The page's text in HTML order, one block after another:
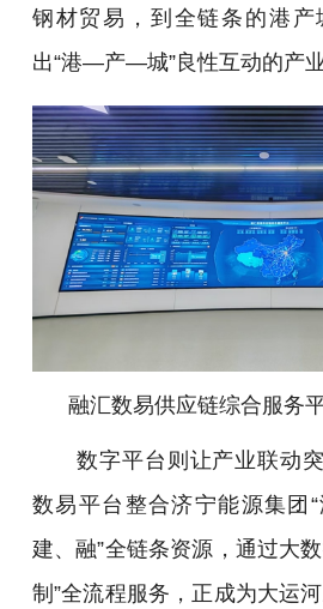
钢材贸易，到全链条的港
出“港—产—城”良性互动的产业
融汇数易供应链综合服务
数字平台则让产业联动突
数易平台整合济宁能源集团“
建、融”全链条资源，通过大
制”全流程服务，正成为大运